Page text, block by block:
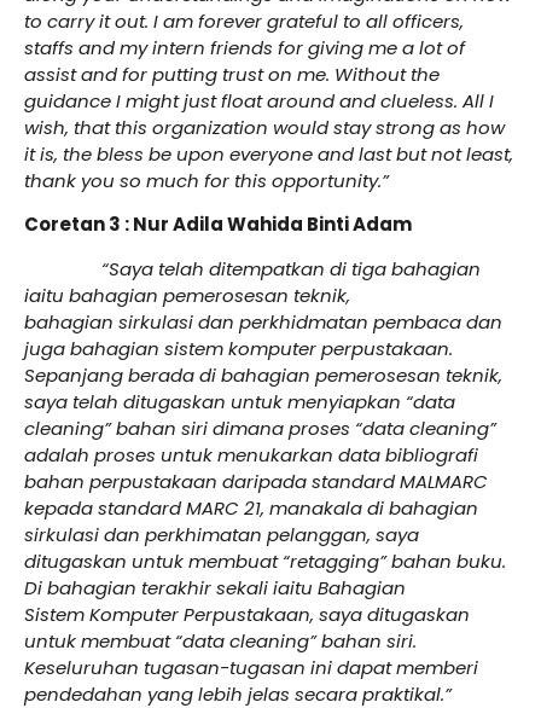
to carry it out. I am forever grateful to all officers,
staffs and my intern friends for giving me a lot of
assist and for putting trust on me. Without the
guidance I might just float around and clueless. All I
wish, that this organization would stay strong as how
it is, the bless be upon everyone and last but not least,
thank you so much for this opportunity.”
Coretan 3 : Nur Adila Wahida Binti Adam
“Saya telah ditempatkan di tiga bahagian
iaitu bahagian pemerosesan teknik,
bahagian sirkulasi dan perkhidmatan pembaca dan
juga bahagian sistem komputer perpustakaan.
Sepanjang berada di bahagian pemerosesan teknik,
saya telah ditugaskan untuk menyiapkan “data
cleaning” bahan siri dimana proses “data cleaning”
adalah proses untuk menukarkan data bibliografi
bahan perpustakaan daripada standard MALMARC
kepada standard MARC 21, manakala di bahagian
sirkulasi dan perkhimatan pelanggan, saya
ditugaskan untuk membuat “retagging” bahan buku.
Di bahagian terakhir sekali iaitu Bahagian
Sistem Komputer Perpustakaan, saya ditugaskan
untuk membuat “data cleaning” bahan siri.
Keseluruhan tugasan-tugasan ini dapat memberi
pendedahan yang lebih jelas secara praktikal.”